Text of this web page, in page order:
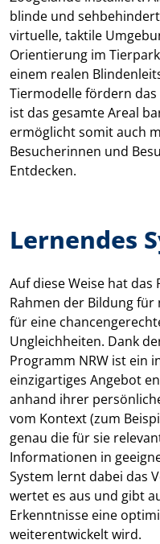
blinde und
virtuelle, taktile
Orientierung im
einem realen
Tiermodelle fördern
ist das gesamte Areal
ermöglicht somit auch
Besucherinnen und
Entdecken.
Lernendes
Auf diese Weise hat
Rahmen der Bildung
für eine
Ungleichheiten. Dank
Programm NRW ist ein
einzigartiges Angebot
anhand ihrer
vom Kontext (zum
genau die für sie
Informationen in
System lernt dabei das
wertet es aus und gibt
Erkenntnisse eine
weiterentwickelt wird.